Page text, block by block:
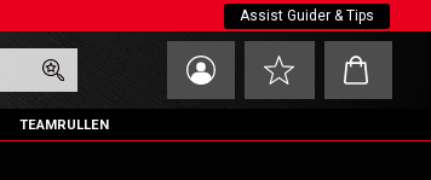
Assist Guider & Tips
Favoriter
Kundvagn
TEAMRULLEN